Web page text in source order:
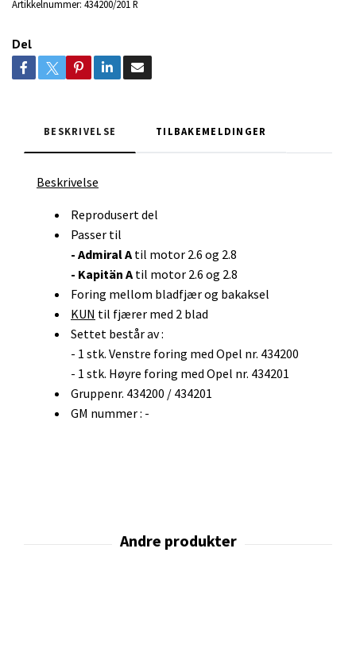
Artikkelnummer: 434200/201 R
Del
BESKRIVELSE TILBAKEMELDINGER
Beskrivelse
Reprodusert del
Passer til
- Admiral Atil motor 2.6 og 2.8
- Kapitän Atil motor 2.6 og 2.8
Foring mellom bladfjær og bakaksel
KUN til fjærer med 2 blad
Settet består av :
- 1 stk. Venstre foring med Opel nr. 434200
- 1 stk. Høyre foring med Opel nr. 434201
Gruppenr. 434200 / 434201
GM nummer : -